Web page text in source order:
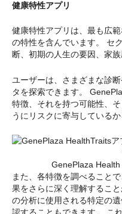
健康特性アプリ
健康特性アプリは、最も広
の特性を含んでいます。 セ
断、初期の人生の要因、家
ユーザーは、さまざまな診
タを探索できます。
特徴、それを持つ可能性、
うにリスクに寄与している
GenePlaza
また、各特徴を調べること
果をさらに深く理解するこ
の分析に使用される特定の